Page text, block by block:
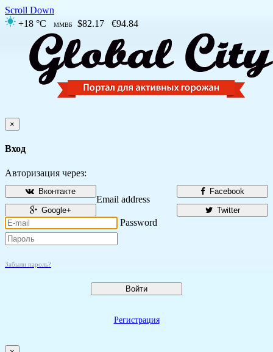
Scroll Down
+18 °C
ММВБ $82.17 €94.84
×
Вход
Авторизация через:
Facebook
Вконтакте
Twitter
Google+
Email address
Password
Забыли пароль?
Войти
Регистрация